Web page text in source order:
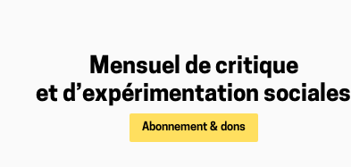
Mensuel de critique
et d’expérimentation sociales
Abonnement & dons